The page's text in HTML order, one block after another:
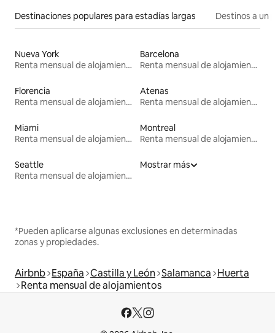
Destinaciones populares para estadías largas Destinos a un
Nueva York
Renta mensual de alojamientos
Barcelona
Renta mensual de alojamientos
Florencia
Renta mensual de alojamientos
Atenas
Renta mensual de alojamientos
Miami
Renta mensual de alojamientos
Montreal
Renta mensual de alojamientos
Seattle
Renta mensual de alojamientos
Mostrar más
*Pueden aplicarse algunas exclusiones en determinadas
zonas y propiedades.
Airbnb España Castilla y León Salamanca Huerta
Renta mensual de alojamientos